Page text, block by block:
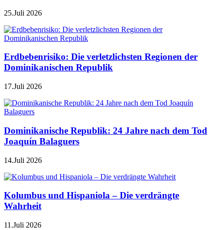
25.Juli 2026
Erdbebenrisiko: Die verletzlichsten Regionen der
Dominikanischen Republik
17.Juli 2026
Dominikanische Republik: 24 Jahre nach dem Tod
Joaquín Balaguers
14.Juli 2026
Kolumbus und Hispaniola – Die verdrängte
Wahrheit
11.Juli 2026